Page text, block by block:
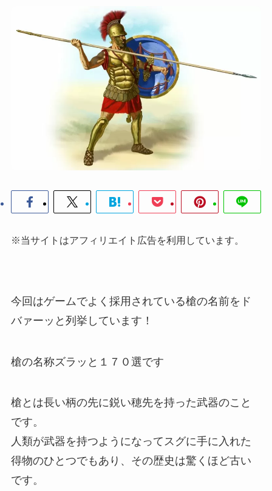
※当サイトはアフィリエイト広告を利用しています。
今回はゲームでよく採用されている槍の名前をド
バァーッと列挙しています！
槍の名称ズラッと１７０選です
槍とは長い柄の先に鋭い穂先を持った武器のこと
です。
人類が武器を持つようになってスグに手に入れた
得物のひとつでもあり、その歴史は驚くほど古い
です。